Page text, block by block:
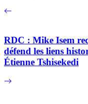
RDC : Mike Isem
défend les liens
Étienne Tshisekedi